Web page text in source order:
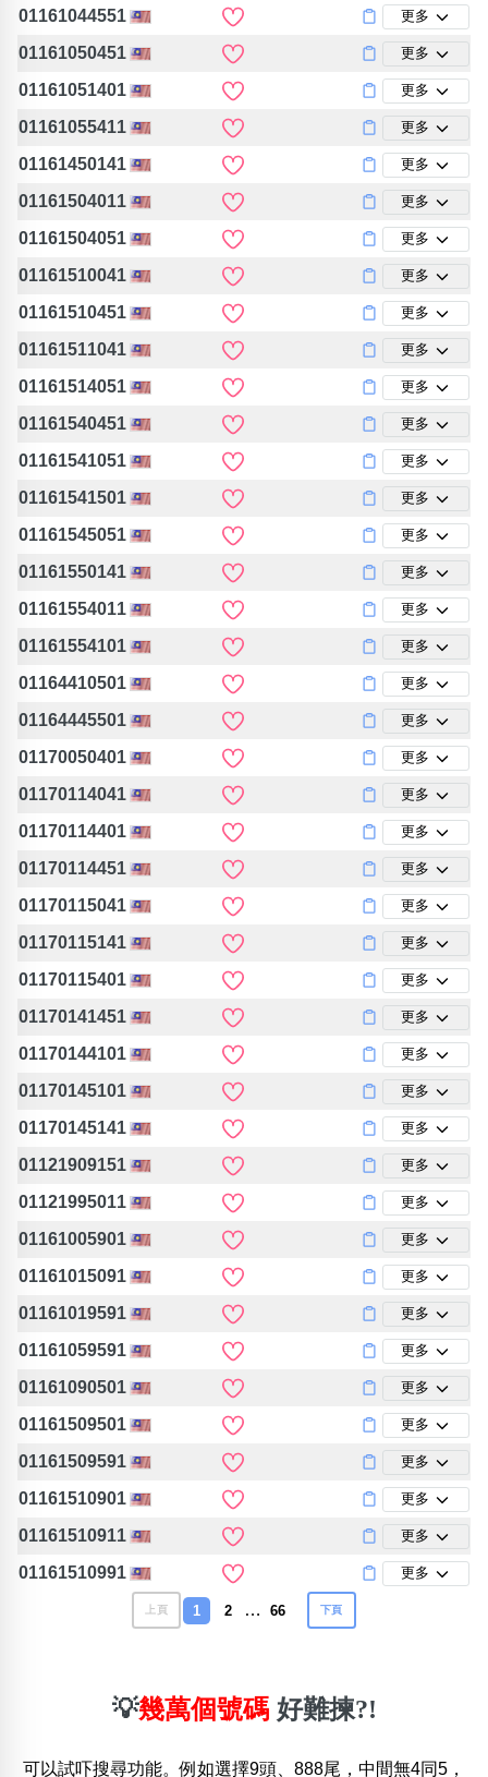
01161044551 更多
01161050451 更多
01161051401 更多
01161055411 更多
01161450141 更多
01161504011 更多
01161504051 更多
01161510041 更多
01161510451 更多
01161511041 更多
01161514051 更多
01161540451 更多
01161541051 更多
01161541501 更多
01161545051 更多
01161550141 更多
01161554011 更多
01161554101 更多
01164410501 更多
01164445501 更多
01170050401 更多
01170114041 更多
01170114401 更多
01170114451 更多
01170115041 更多
01170115141 更多
01170115401 更多
01170141451 更多
01170144101 更多
01170145101 更多
01170145141 更多
01121909151 更多
01121995011 更多
01161005901 更多
01161015091 更多
01161019591 更多
01161059591 更多
01161090501 更多
01161509501 更多
01161509591 更多
01161510901 更多
01161510911 更多
01161510991 更多
上頁 1 2 … 66 下頁
💡幾萬個號碼 好難揀?!
可以試吓搜尋功能。例如選擇9頭、888尾，中間無4同5，